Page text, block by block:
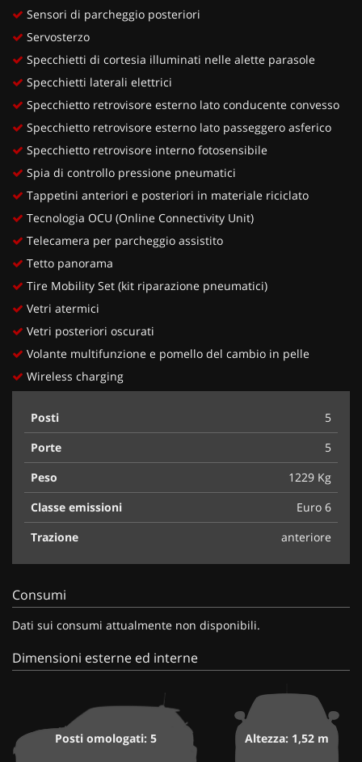
Sensori di parcheggio posteriori
Servosterzo
Specchietti di cortesia illuminati nelle alette parasole
Specchietti laterali elettrici
Specchietto retrovisore esterno lato conducente convesso
Specchietto retrovisore esterno lato passeggero asferico
Specchietto retrovisore interno fotosensibile
Spia di controllo pressione pneumatici
Tappetini anteriori e posteriori in materiale riciclato
Tecnologia OCU (Online Connectivity Unit)
Telecamera per parcheggio assistito
Tetto panorama
Tire Mobility Set (kit riparazione pneumatici)
Vetri atermici
Vetri posteriori oscurati
Volante multifunzione e pomello del cambio in pelle
Wireless charging
Posti
5
Porte
5
Peso
1229 Kg
Classe emissioni
Euro 6
Trazione
anteriore
Consumi
Dati sui consumi attualmente non disponibili.
Dimensioni esterne ed interne
Posti omologati: 5 Altezza: 1,52 m